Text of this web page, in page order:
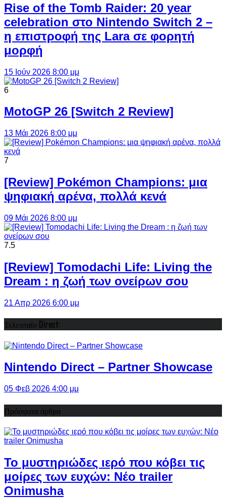
Rise of the Tomb Raider: 20 year
celebration στο Nintendo Switch 2 –
η επιστροφή της Lara σε φορητή
μορφή
15 Ιούν 2026 8:00 μμ
6
MotoGP 26 [Switch 2 Review]
13 Μάι 2026 8:00 μμ
7
[Review] Pokémon Champions: μια
ψηφιακή αρένα, πολλά κενά
09 Μάι 2026 8:00 μμ
7.5
[Review] Tomodachi Life: Living the
Dream : η ζωή των ονείρων σου
21 Απρ 2026 6:00 μμ
Τελευταίο Direct:
Nintendo Direct – Partner Showcase
05 Φεβ 2026 4:00 μμ
Πρόσφατα άρθρα
Το μυστηριώδες ιερό που κόβει τις
μοίρες των ευχών: Νέο trailer
Onimusha